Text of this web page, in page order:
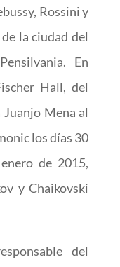
Rossini y
la ciudad del
En
Hall, del
Mena al
los días 30
de 2015,
y Chaikovski
del